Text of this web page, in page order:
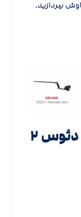
بپردازید.
ویژگی‌های برتر فلزیاب دئوس ۲